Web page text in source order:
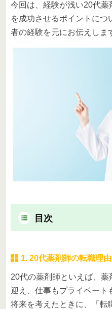
今回は、経験が浅い20代
を成功させるポイントに
者の経験を元にお伝えしま
目次
1. 20代薬剤師の転職理由
20代の薬剤師といえば、
迎え、仕事もプライベート
将来を考えたときに、「転